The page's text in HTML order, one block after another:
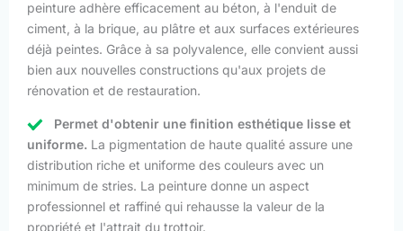
peinture adhère efficacement au béton, à l'enduit de
ciment, à la brique, au plâtre et aux surfaces extérieures
déjà peintes. Grâce à sa polyvalence, elle convient aussi
bien aux nouvelles constructions qu'aux projets de
rénovation et de restauration.
Permet d'obtenir une finition esthétique lisse et
uniforme. La pigmentation de haute qualité assure une
distribution riche et uniforme des couleurs avec un
minimum de stries. La peinture donne un aspect
professionnel et raffiné qui rehausse la valeur de la
propriété et l'attrait du trottoir.